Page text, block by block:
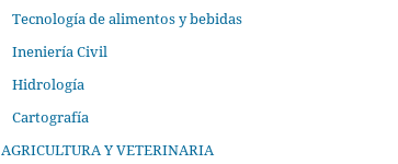
Tecnología de alimentos y bebidas
Ineniería Civil
Hidrología
Cartografía
AGRICULTURA Y VETERINARIA